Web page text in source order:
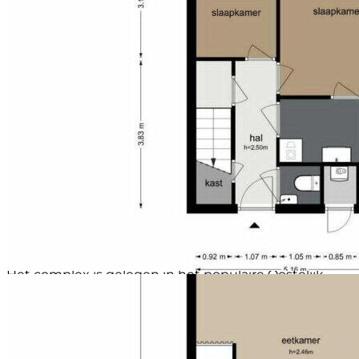
royale woonkeuken (2023), voorzien van veel
inbouwapparatuur (o.a. oven, combi-oven/magnetron,
vaatwasser, inductiekookplaat, afzuigkap en
koel-/vriescombinatie). Hier is volop ruimte voor een
grote eettafel. Aangrenzend ligt het zonnige terras op
het zuiden (ca.10m²), ideaal om de hele dag van de
zon te genieten. Aan de andere zijde bevindt zich het
comfortabele zitgedeelte met een prachtig vrij
De woning is in 2023 voorzien van een lichte
laminaatvloer. In de onderbouw bevinden zich een
ruime berging en een privé parkeerplaats.
Het complex is gelegen in het populaire Oostelijk
winkelaanbod van o.a. Sissy Boy, D-Vine, Robuust
Amsterdam, Loods 6 en bekende café- en
Elektrische deur